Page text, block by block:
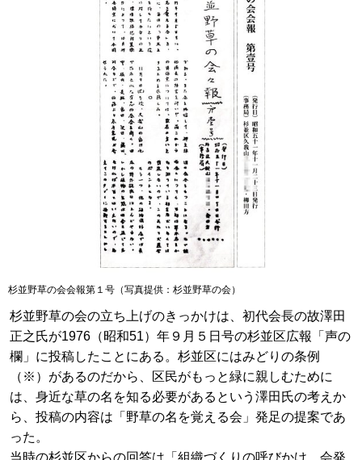
杉並野草の会の立ち上げのきっかけは、初代会長の故澤田
正之氏が1976（昭和51）年９月５日号の杉並区広報「声の
欄」に投稿したことにある。杉並区にはみどりの条例
（※）があるのだから、区民がもっと緑に親しむために
は、身近な草の名を知る必要があるという澤田氏の考えか
ら、投稿の内容は「野草の名を覚える会」発足の提案であ
った。
当時の杉並区からの回答は「組織づくりの呼びかけ、会発
杉並野草の会会報第１号（写真提供：杉並野草の会）